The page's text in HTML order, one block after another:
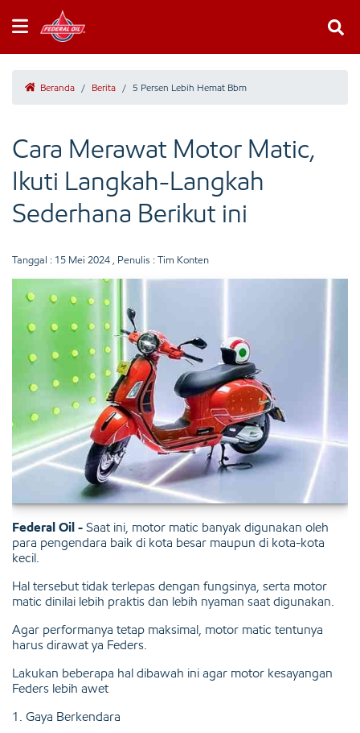
Beranda / Berita / 5 Persen Lebih Hemat Bbm
Cara Merawat Motor Matic,
Ikuti Langkah-Langkah
Sederhana Berikut ini
Tanggal : 15 Mei 2024 , Penulis : Tim Konten
Federal Oil - Saat ini, motor matic banyak digunakan oleh
para pengendara baik di kota besar maupun di kota-kota
kecil.
Hal tersebut tidak terlepas dengan fungsinya, serta motor
matic dinilai lebih praktis dan lebih nyaman saat digunakan.
Agar performanya tetap maksimal, motor matic tentunya
harus dirawat ya Feders.
Lakukan beberapa hal dibawah ini agar motor kesayangan
Feders lebih awet
1. Gaya Berkendara